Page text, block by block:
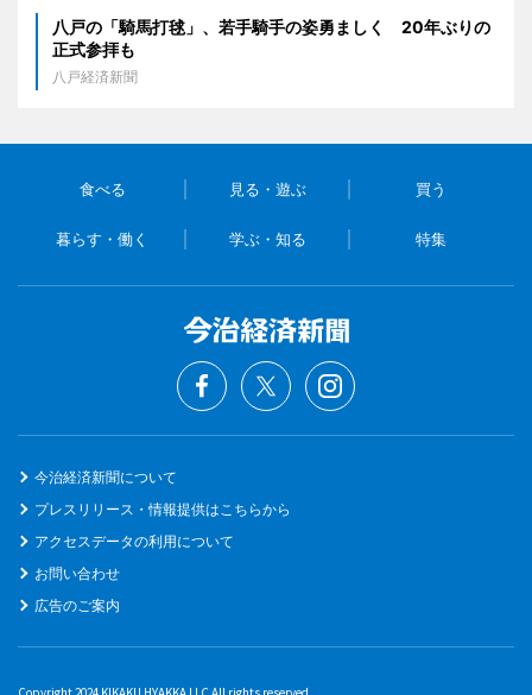
八戸の「騎馬打毬」、若手騎手の姿勇ましく 20年ぶりの
正式参拝も
八戸経済新聞
食べる 見る・遊ぶ 買う
暮らす・働く 学ぶ・知る 特集
今治経済新聞について
プレスリリース・情報提供はこちらから
アクセスデータの利用について
お問い合わせ
広告のご案内